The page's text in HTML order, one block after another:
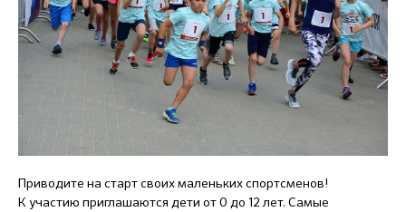
Приводите на старт своих маленьких спортсменов!
К участию приглашаются дети от 0 до 12 лет. Самые